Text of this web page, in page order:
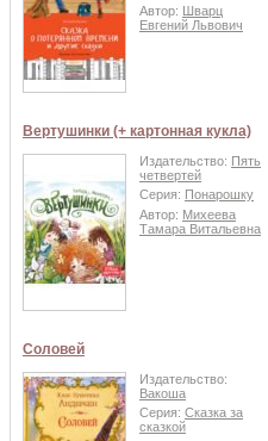
Автор: Шварц
Евгений Львович
Вертушинки (+ картонная кукла)
Издательство: Пять
четвертей
Серия: Понарошку
Автор: Михеева
Тамара Витальевна
Соловей
Издательство:
Вакоша
Серия: Сказка за
сказкой